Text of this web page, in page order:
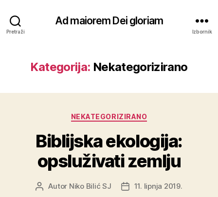
Pretraži
Ad maiorem Dei gloriam
Izbornik
Kategorija: Nekategorizirano
Kategorije
NEKATEGORIZIRANO
Biblijska ekologija:
opsluživati zemlju
AutorAutor Niko Bilić SJ
Datum
11. lipnja 2019.